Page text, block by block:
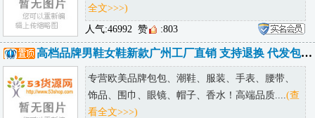
全文>>>)
人气:46992 赞 :803
高档品牌男鞋女鞋新款广州工厂直销 支持退换 代发包邮 诚招代理
专营欧美品牌包包、潮鞋、服装、手表、腰带、
饰品、围巾、眼镜、帽子、香水！高端品质.... (查
看全文>>>)